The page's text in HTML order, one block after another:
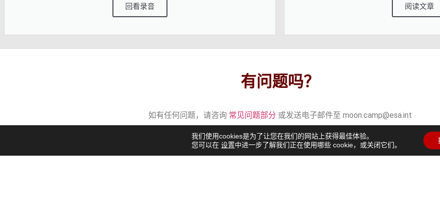
回看录音 阅读文章
有问题吗？
如有任何问题，请咨询 常见问题部分 或发送电子邮件至 moon.camp@esa.int
我们使用cookies是为了让您在我们的网站上获得最佳体验。
您可以在设置中进一步了解我们正在使用哪些 cookie，或关闭它们。